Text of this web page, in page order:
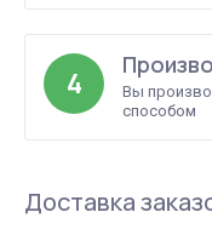
4
Вы
способом
Доставка